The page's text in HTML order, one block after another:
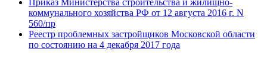
коммунального хозяйства РФ от 12 августа 2016 г. N
560/пр
Реестр проблемных застройщиков Московской области
по состоянию на 4 декабря 2017 года